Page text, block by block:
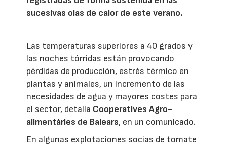
sucesivas olas de calor de este verano.
Las temperaturas superiores a 40 grados y
las noches tórridas están provocando
pérdidas de producción, estrés térmico en
plantas y animales, un incremento de las
necesidades de agua y mayores costes para
el sector, detalla Cooperatives Agro-
alimentàries de Balears, en un comunicado.
En algunas explotaciones socias de tomate